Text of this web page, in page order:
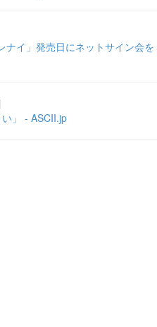
イ」発売日にネットサイン会を
」 - ASCII.jp